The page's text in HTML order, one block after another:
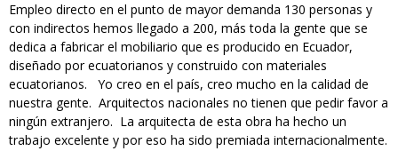
Empleo directo en el punto de mayor demanda 130 personas y
con indirectos hemos llegado a 200, más toda la gente que se
dedica a fabricar el mobiliario que es producido en Ecuador,
diseñado por ecuatorianos y construido con materiales
ecuatorianos. Yo creo en el país, creo mucho en la calidad de
nuestra gente. Arquitectos nacionales no tienen que pedir favor a
ningún extranjero. La arquitecta de esta obra ha hecho un
trabajo excelente y por eso ha sido premiada internacionalmente.